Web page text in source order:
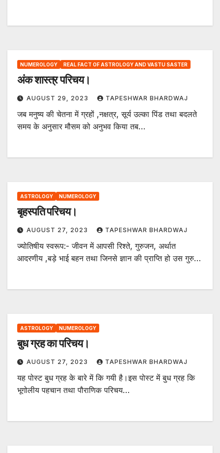
NUMEROLOGY REAL FACT OF ASTROLOGY AND VASTU SASTER
अंक शास्त्र परिचय।
AUGUST 29, 2023 TAPESHWAR BHARDWAJ
जब मनुष्य की चेतना में ग्रहों ,नक्षत्र, सूर्य उल्का पिंड तथा बदलते
समय के अनुसार मौसम को अनुभव किया तब…
ASTROLOGY NUMEROLOGY
बृहस्पति परिचय।
AUGUST 27, 2023 TAPESHWAR BHARDWAJ
ज्योतिषीय स्वरूप:- जीवन में आपसी रिश्ते, गुरुजन, अर्थात
आदरणीय ,बड़े भाई बहन तथा जिनसे ज्ञान की प्राप्ति हो उस गुरु…
ASTROLOGY NUMEROLOGY
बुध ग्रह का परिचय।
AUGUST 27, 2023 TAPESHWAR BHARDWAJ
यह पोस्ट बुध ग्रह के बारे में कि गयी है।इस पोस्ट में बुध ग्रह कि
भूगोलीय पहचान तथा पौराणिक परिचय…